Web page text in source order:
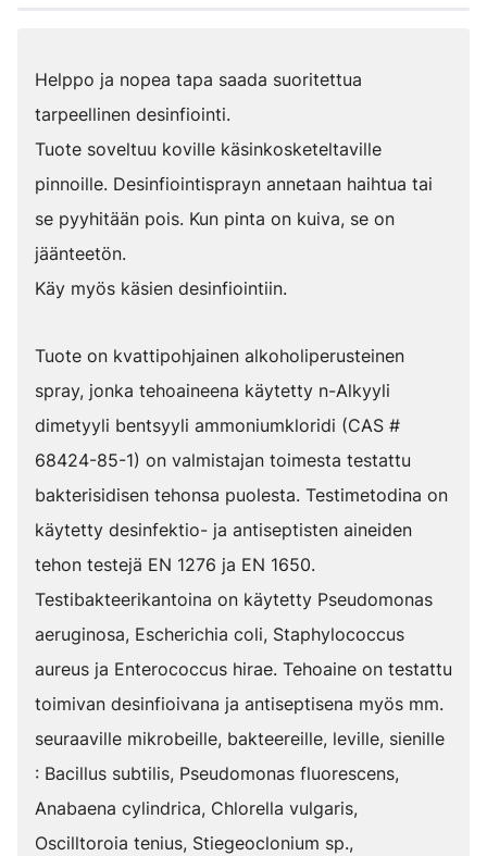
Helppo ja nopea tapa saada suoritettua
tarpeellinen desinfiointi.
Tuote soveltuu koville käsinkosketeltaville
pinnoille. Desinfiointisprayn annetaan haihtua tai
se pyyhitään pois. Kun pinta on kuiva, se on
jäänteetön.
Käy myös käsien desinfiointiin.
Tuote on kvattipohjainen alkoholiperusteinen
spray, jonka tehoaineena käytetty n-Alkyyli
dimetyyli bentsyyli ammoniumkloridi (CAS #
68424-85-1) on valmistajan toimesta testattu
bakterisidisen tehonsa puolesta. Testimetodina on
käytetty desinfektio- ja antiseptisten aineiden
tehon testejä EN 1276 ja EN 1650.
Testibakteerikantoina on käytetty Pseudomonas
aeruginosa, Escherichia coli, Staphylococcus
aureus ja Enterococcus hirae. Tehoaine on testattu
toimivan desinfioivana ja antiseptisena myös mm.
seuraaville mikrobeille, bakteereille, leville, sienille
: Bacillus subtilis, Pseudomonas fluorescens,
Anabaena cylindrica, Chlorella vulgaris,
Oscilltoroia tenius, Stiegeoclonium sp.,